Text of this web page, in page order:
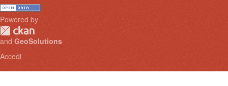
Powered by
and GeoSolutions
Accedi